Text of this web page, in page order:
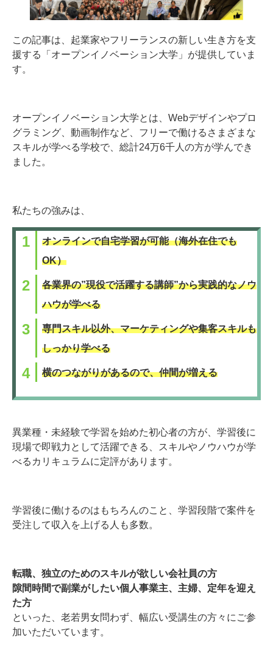
この記事は、起業家やフリーランスの新しい生き方を支
援する「オープンイノベーション大学」が提供していま
す。
オープンイノベーション大学とは、Webデザインやプロ
グラミング、動画制作など、フリーで働けるさまざまな
スキルが学べる学校で、総計24万6千人の方が学んでき
ました。
私たちの強みは、
オンラインで自宅学習が可能（海外在住でも
OK）
各業界の”現役で活躍する講師”から実践的なノウ
ハウが学べる
専門スキル以外、マーケティングや集客スキルも
しっかり学べる
横のつながりがあるので、仲間が増える
異業種・未経験で学習を始めた初心者の方が、学習後に
現場で即戦力として活躍できる、スキルやノウハウが学
べるカリキュラムに定評があります。
学習後に働けるのはもちろんのこと、学習段階で案件を
受注して収入を上げる人も多数。
転職、独立のためのスキルが欲しい会社員の方
隙間時間で副業がしたい個人事業主、主婦、定年を迎え
た方
といった、老若男女問わず、幅広い受講生の方々にご参
加いただいています。